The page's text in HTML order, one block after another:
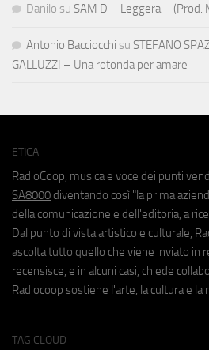
Danilo su SAM D – Leggera – (Prod.
Antonio Bacciocchi su STEFANO
GALLUZZI – Una rotonda per amare
ETICA
RadioCoop, musica e voce dei punti
SA8000 diventando così "la prima
della comunicazione e dell'editoria, a
Dal punto di vista artistico e culturale,
ascolta tutto quello che viene inviato in
recensisce, e in alcuni casi, chiede
Radiocoop sostiene l'arte, la cultura e la
TAG CLOUD